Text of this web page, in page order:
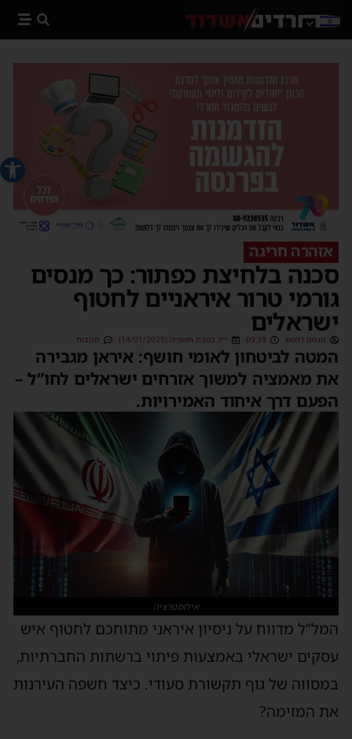
פתח
אזהרה חריגה
סכנה בלחיצת כפתור: כך מנסים
גורמי טרור איראניים לחטוף
ישראלים
מנחם דויטש 09:39 י״ד בטבת תשפ״ה (14/01/2025) תגובות
המטה לביטחון לאומי חושף: איראן מגבירה
את מאמציה למשוך אזרחים ישראלים לחו”ל –
הפעם דרך איחוד האמירויות.
אילוסטרציה
המל”ל מדווח על ניסיון איראני מתוחכם לחטוף איש
עסקים ישראלי באמצעות פיתוי ברשתות החברתיות,
במסווה של גוף תקשורת סעודי. כיצד חשפה העירנות
את המזימה?